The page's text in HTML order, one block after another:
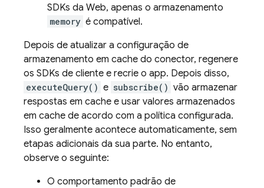
SDKs da Web, apenas o armazenamento
memory é compatível.
Depois de atualizar a configuração de
armazenamento em cache do conector, regenere
os SDKs de cliente e recrie o app. Depois disso,
executeQuery() e subscribe() vão armazenar
respostas em cache e usar valores armazenados
em cache de acordo com a política configurada.
Isso geralmente acontece automaticamente, sem
etapas adicionais da sua parte. No entanto,
observe o seguinte:
O comportamento padrão de